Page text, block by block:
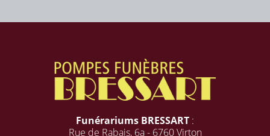
Funérariums BRESSART :
Rue de Rabais, 6a - 6760 Virton